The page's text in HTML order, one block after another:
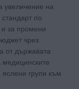
увеличение на
по
и за промени
чрез
от държавата
медицинските
групи към